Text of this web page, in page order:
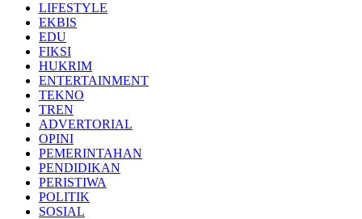
LIFESTYLE
EKBIS
EDU
FIKSI
HUKRIM
ENTERTAINMENT
TEKNO
TREN
ADVERTORIAL
OPINI
PEMERINTAHAN
PENDIDIKAN
PERISTIWA
POLITIK
SOSIAL